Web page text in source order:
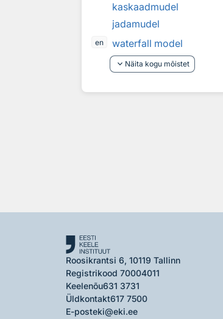
kaskaadmudel
jadamudel
en
waterfall model
keyboard_arrow_down Näita kogu mõistet
Roosikrantsi 6, 10119 Tallinn
Registrikood 70004011
Keelenõu631 3731
Üldkontakt617 7500
E-posteki@eki.ee